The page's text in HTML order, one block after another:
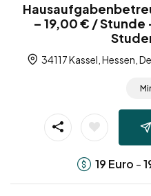
– 19,00 € /
34117 Kassel, Hessen,
19 Euro -